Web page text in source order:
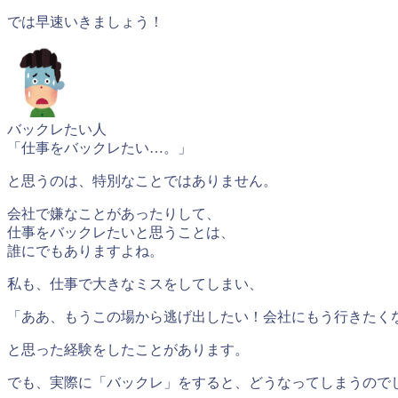
では早速いきましょう！
バックレたい人
「仕事をバックレたい…。」
と思うのは、特別なことではありません。
会社で嫌なことがあったりして、
仕事をバックレたいと思うことは、
誰にでもありますよね。
私も、仕事で大きなミスをしてしまい、
「ああ、もうこの場から逃げ出したい！会社にもう行きたく
と思った経験をしたことがあります。
でも、実際に「バックレ」をすると、どうなってしまうので